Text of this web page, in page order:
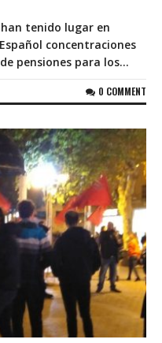
tenido lugar en
concentraciones
pensiones para los...
0 COMMENT